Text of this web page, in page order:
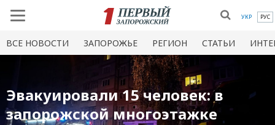
УКР РУС
ВСЕ НОВОСТИ ЗАПОРОЖЬЕ РЕГИОН СТАТЬИ
Эвакуировали 15 человек: в
запорожской многоэтажке